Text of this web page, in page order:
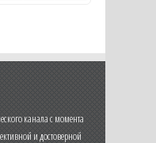
канала с момента
и достоверной